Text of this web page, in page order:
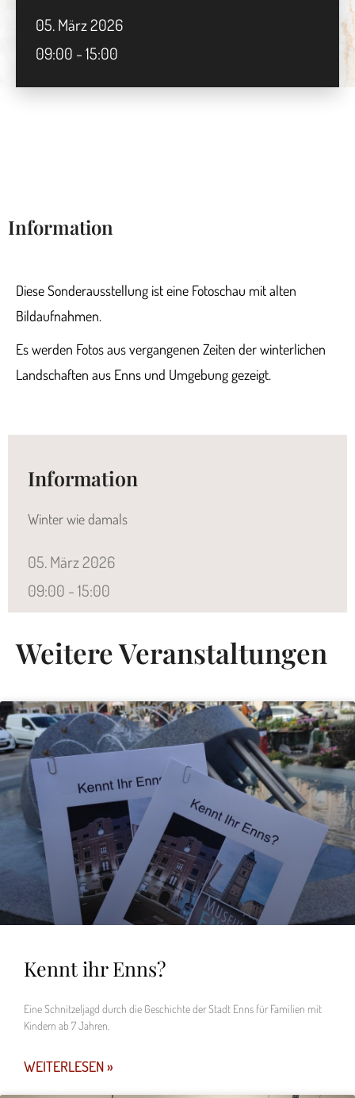
05.März2026
09:00 - 15:00
Information
Diese Sonderausstellung ist eine Fotoschau mit alten
Bildaufnahmen.
Es werden Fotos aus vergangenen Zeiten der winterlichen
Landschaften aus Enns und Umgebung gezeigt.
Information
Winter wie damals
05.März2026
09:00 - 15:00
Weitere Veranstaltungen
Kennt ihr Enns?
Eine Schnitzeljagd durch die Geschichte der Stadt Enns für Familien mit
Kindern ab 7 Jahren.
WEITERLESEN »